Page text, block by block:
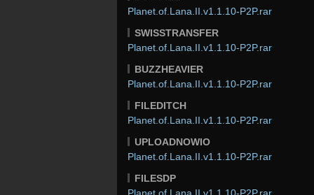
Planet.of.Lana.II.v1.1.10-P2P.rar
SWISSTRANSFER
Planet.of.Lana.II.v1.1.10-P2P.rar
BUZZHEAVIER
Planet.of.Lana.II.v1.1.10-P2P.rar
FILEDITCH
Planet.of.Lana.II.v1.1.10-P2P.rar
UPLOADNOWIO
Planet.of.Lana.II.v1.1.10-P2P.rar
FILESDP
Planet.of.Lana.II.v1.1.10-P2P.rar